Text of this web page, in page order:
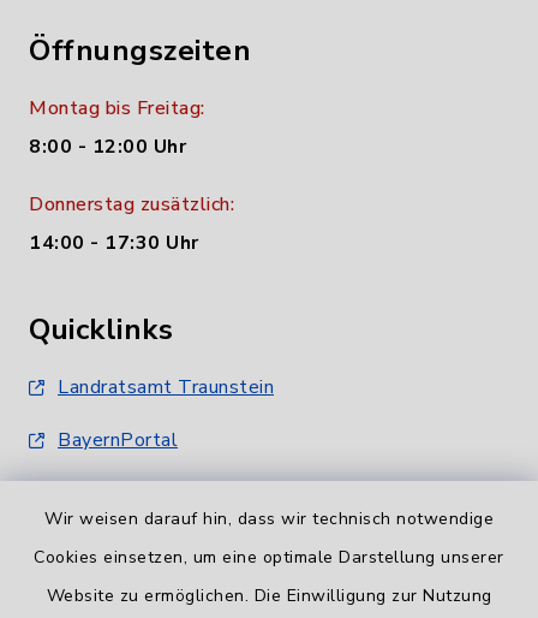
Wir weisen darauf hin, dass wir technisch notwendige
Cookies einsetzen, um eine optimale Darstellung unserer
Website zu ermöglichen. Die Einwilligung zur Nutzung
Öffnungszeiten
Montag bis Freitag:
8:00 - 12:00 Uhr
Donnerstag zusätzlich:
14:00 - 17:30 Uhr
Quicklinks
Landratsamt Traunstein
BayernPortal